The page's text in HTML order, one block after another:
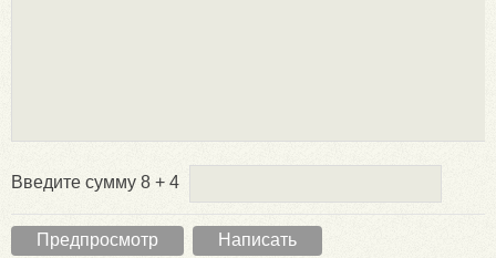
Введите сумму 8 + 4